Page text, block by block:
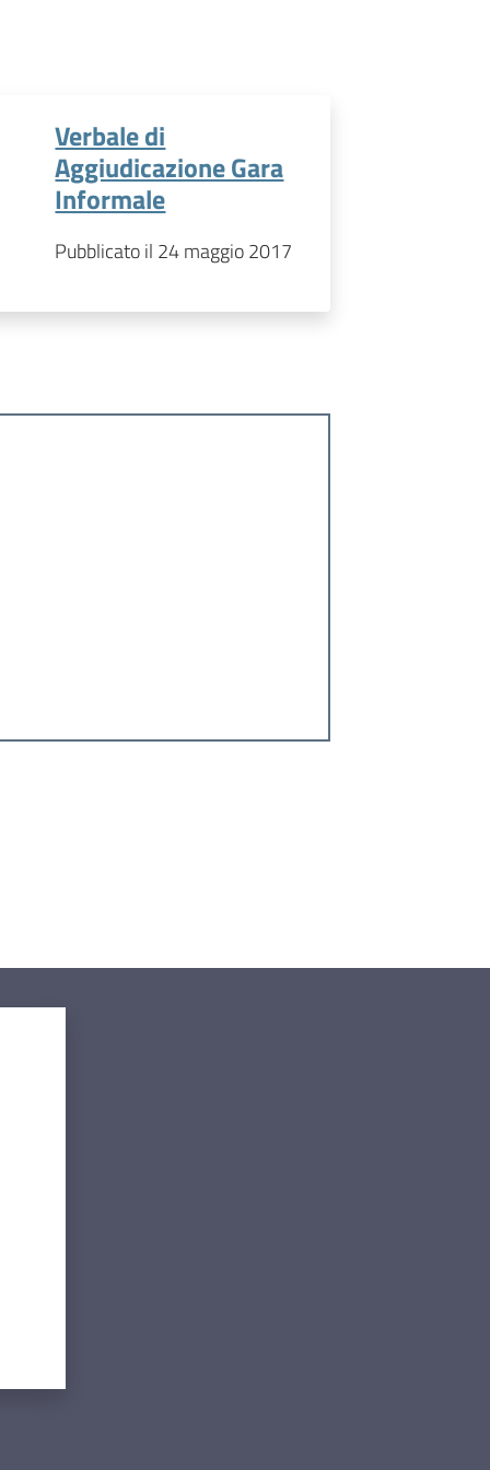
Verbale di
Aggiudicazione Gara
Informale
Pubblicato il 24 maggio 2017